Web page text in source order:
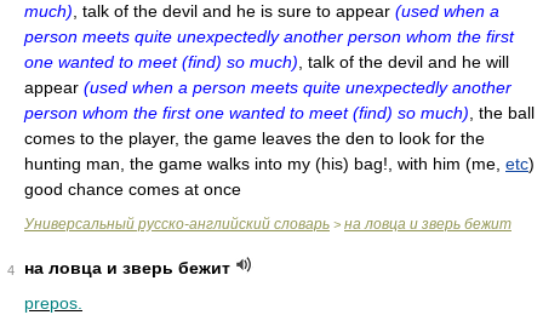
much) , talk of the devil and he is sure to appear (used when a
person meets quite unexpectedly another person whom the first
one wanted to meet (find) so much) , talk of the devil and he will
appear (used when a person meets quite unexpectedly another
person whom the first one wanted to meet (find) so much) , the ball
comes to the player, the game leaves the den to look for the
hunting man, the game walks into my (his) bag!, with him (me, etc)
good chance comes at once
Универсальный русско-английский словарь > на ловца и зверь бежит
4
на ловца и зверь бежит
prepos.